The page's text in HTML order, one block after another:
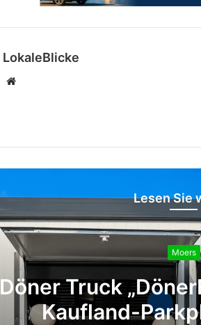
LokaleBlicke
Webseite
Lesen Sie
Moers: Zwei